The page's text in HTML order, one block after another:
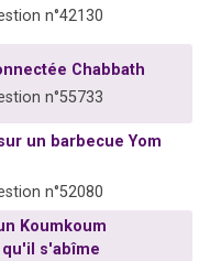
n°42130
Chabbath
n°55733
un barbecue Yom
n°52080
Koumkoum
s'abîme